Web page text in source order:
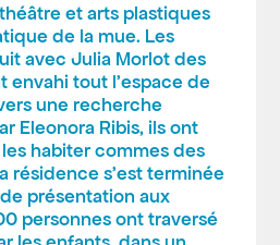
et arts plastiques
de la mue. Les
avec Julia Morlot des
envahi tout l’espace de
une recherche
Eleonora Ribis, ils ont
habiter commes des
résidence s’est terminée
présentation aux
personnes ont traversé